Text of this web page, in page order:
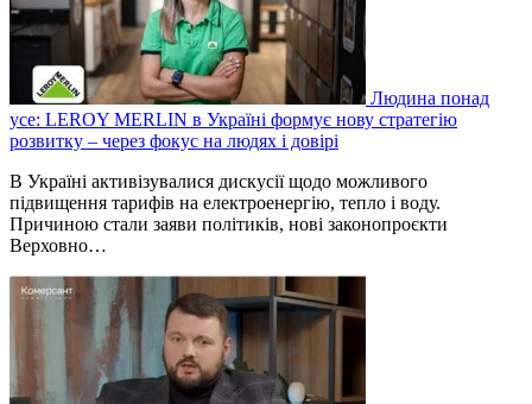
Людина понад
усе: LEROY MERLIN в Україні формує нову стратегію
розвитку – через фокус на людях і довірі
В Україні активізувалися дискусії щодо можливого
підвищення тарифів на електроенергію, тепло і воду.
Причиною стали заяви політиків, нові законопроєкти
Верховно…